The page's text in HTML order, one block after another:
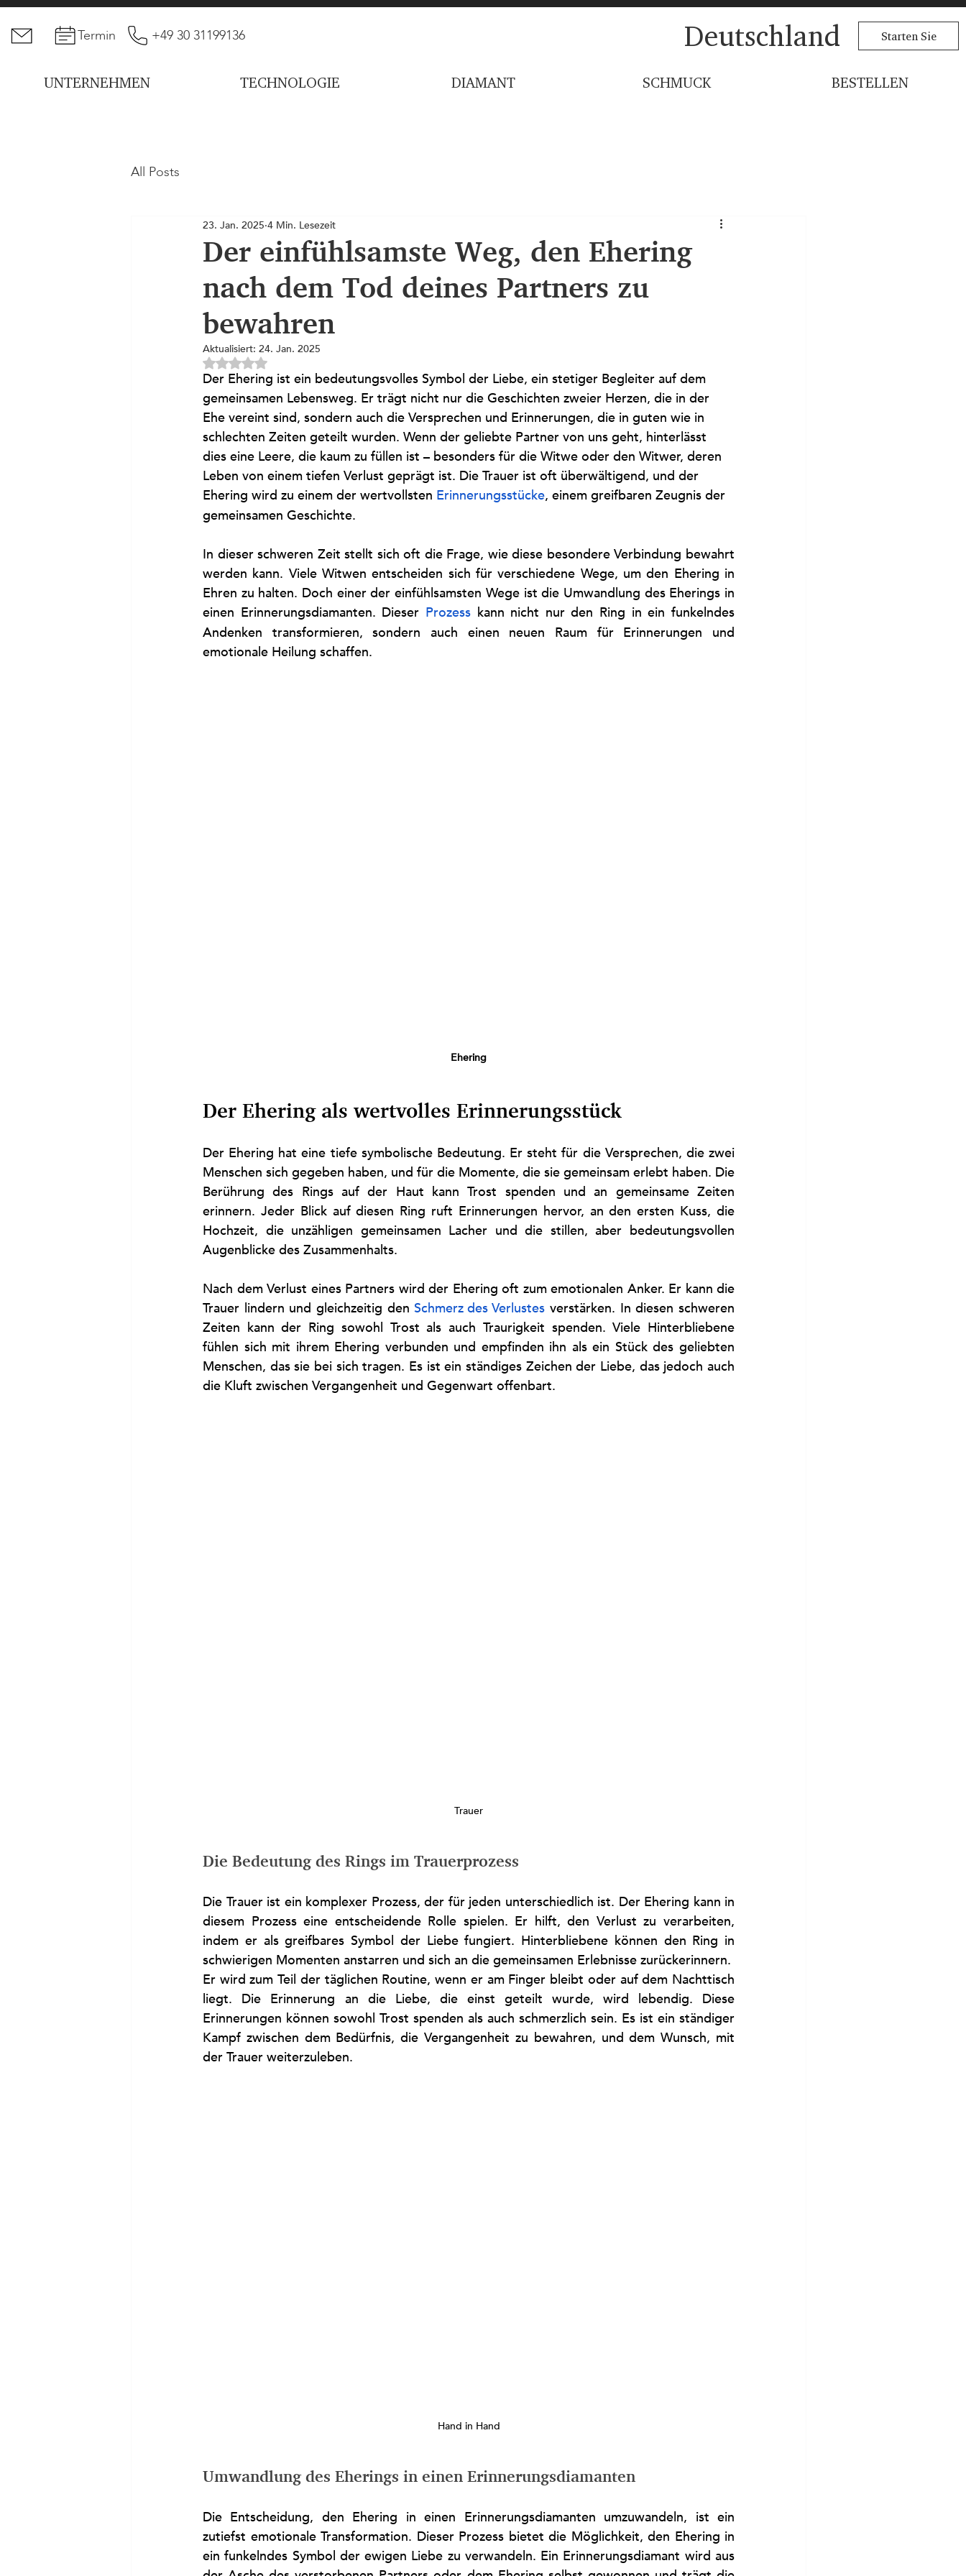
UNTERNEHMEN TECHNOLOGIE DIAMANT SCHMUCK BESTELLEN
Termin +49 30 31199136 Starten Sie
Deutschland
All Posts
Der einfühlsamste Weg, den Ehering
nach dem Tod deines Partners zu
bewahren
23. Jan. 2025 4 Min. Lesezeit
Aktualisiert: 24. Jan. 2025
Mit NaN von 5 Sternen bewertet.
Der Ehering ist ein bedeutungsvolles Symbol der Liebe, ein stetiger Begleiter auf dem
gemeinsamen Lebensweg. Er trägt nicht nur die Geschichten zweier Herzen, die in der
Ehe vereint sind, sondern auch die Versprechen und Erinnerungen, die in guten wie in
schlechten Zeiten geteilt wurden. Wenn der geliebte Partner von uns geht, hinterlässt
dies eine Leere, die kaum zu füllen ist – besonders für die Witwe oder den Witwer, deren
Leben von einem tiefen Verlust geprägt ist. Die Trauer ist oft überwältigend, und der
Ehering wird zu einem der wertvollsten Erinnerungsstücke, einem greifbaren Zeugnis der
gemeinsamen Geschichte.
In dieser schweren Zeit stellt sich oft die Frage, wie diese besondere Verbindung bewahrt
werden kann. Viele Witwen entscheiden sich für verschiedene Wege, um den Ehering in
Ehren zu halten. Doch einer der einfühlsamsten Wege ist die Umwandlung des Eherings in
einen Erinnerungsdiamanten. Dieser Prozess kann nicht nur den Ring in ein funkelndes
Andenken transformieren, sondern auch einen neuen Raum für Erinnerungen und
emotionale Heilung schaffen.
Ehering
Der Ehering als wertvolles Erinnerungsstück
Der Ehering hat eine tiefe symbolische Bedeutung. Er steht für die Versprechen, die zwei
Menschen sich gegeben haben, und für die Momente, die sie gemeinsam erlebt haben. Die
Berührung des Rings auf der Haut kann Trost spenden und an gemeinsame Zeiten
erinnern. Jeder Blick auf diesen Ring ruft Erinnerungen hervor, an den ersten Kuss, die
Hochzeit, die unzähligen gemeinsamen Lacher und die stillen, aber bedeutungsvollen
Augenblicke des Zusammenhalts.
Nach dem Verlust eines Partners wird der Ehering oft zum emotionalen Anker. Er kann die
Trauer lindern und gleichzeitig den Schmerz des Verlustes verstärken. In diesen schweren
Zeiten kann der Ring sowohl Trost als auch Traurigkeit spenden. Viele Hinterbliebene
fühlen sich mit ihrem Ehering verbunden und empfinden ihn als ein Stück des geliebten
Menschen, das sie bei sich tragen. Es ist ein ständiges Zeichen der Liebe, das jedoch auch
die Kluft zwischen Vergangenheit und Gegenwart offenbart.
Trauer
Die Bedeutung des Rings im Trauerprozess
Die Trauer ist ein komplexer Prozess, der für jeden unterschiedlich ist. Der Ehering kann in
diesem Prozess eine entscheidende Rolle spielen. Er hilft, den Verlust zu verarbeiten,
indem er als greifbares Symbol der Liebe fungiert. Hinterbliebene können den Ring in
schwierigen Momenten anstarren und sich an die gemeinsamen Erlebnisse zurückerinnern.
Er wird zum Teil der täglichen Routine, wenn er am Finger bleibt oder auf dem Nachttisch
liegt. Die Erinnerung an die Liebe, die einst geteilt wurde, wird lebendig. Diese
Erinnerungen können sowohl Trost spenden als auch schmerzlich sein. Es ist ein ständiger
Kampf zwischen dem Bedürfnis, die Vergangenheit zu bewahren, und dem Wunsch, mit
der Trauer weiterzuleben.
Hand in Hand
Umwandlung des Eherings in einen Erinnerungsdiamanten
Die Entscheidung, den Ehering in einen Erinnerungsdiamanten umzuwandeln, ist ein
zutiefst emotionale Transformation. Dieser Prozess bietet die Möglichkeit, den Ehering in
ein funkelndes Symbol der ewigen Liebe zu verwandeln. Ein Erinnerungsdiamant wird aus